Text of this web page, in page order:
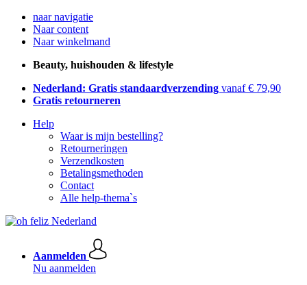
naar navigatie
Naar content
Naar winkelmand
Beauty, huishouden & lifestyle
Nederland: Gratis standaardverzending vanaf € 79,90
Gratis retourneren
Help
Waar is mijn bestelling?
Retourneringen
Verzendkosten
Betalingsmethoden
Contact
Alle help-thema`s
Aanmelden
Nu aanmelden